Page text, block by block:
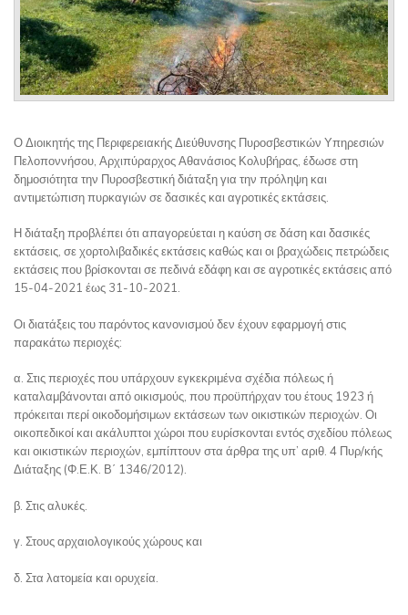
Ο Διοικητής της Περιφερειακής Διεύθυνσης Πυροσβεστικών Υπηρεσιών
Πελοποννήσου, Αρχιπύραρχος Αθανάσιος Κολυβήρας, έδωσε στη
δημοσιότητα την Πυροσβεστική διάταξη για την πρόληψη και
αντιμετώπιση πυρκαγιών σε δασικές και αγροτικές εκτάσεις.
Η διάταξη προβλέπει ότι απαγορεύεται η καύση σε δάση και δασικές
εκτάσεις, σε χορτολιβαδικές εκτάσεις καθώς και οι βραχώδεις πετρώδεις
εκτάσεις που βρίσκονται σε πεδινά εδάφη και σε αγροτικές εκτάσεις από
15-04-2021 έως 31-10-2021.
Οι διατάξεις του παρόντος κανονισμού δεν έχουν εφαρμογή στις
παρακάτω περιοχές:
α. Στις περιοχές που υπάρχουν εγκεκριμένα σχέδια πόλεως ή
καταλαμβάνονται από οικισμούς, που προϋπήρχαν του έτους 1923 ή
πρόκειται περί οικοδομήσιμων εκτάσεων των οικιστικών περιοχών. Οι
οικοπεδικοί και ακάλυπτοι χώροι που ευρίσκονται εντός σχεδίου πόλεως
και οικιστικών περιοχών, εμπίπτουν στα άρθρα της υπ’ αριθ. 4 Πυρ/κής
Διάταξης (Φ.Ε.Κ. Β΄ 1346/2012).
β. Στις αλυκές.
γ. Στους αρχαιολογικούς χώρους και
δ. Στα λατομεία και ορυχεία.